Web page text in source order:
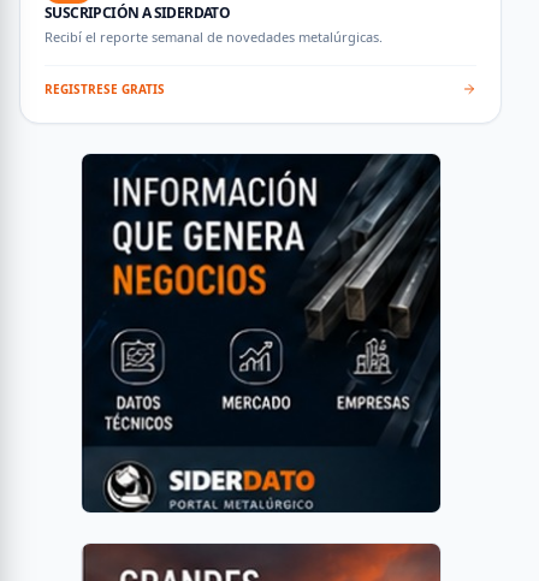
SUSCRIPCIÓN A SIDERDATO
Recibí el reporte semanal de novedades metalúrgicas.
REGISTRESE GRATIS